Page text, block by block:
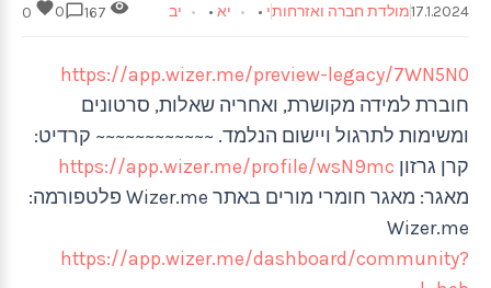
17.1.2024מולדת חברה ואזרחותי • יא • יב 0
https://app.wizer.me/preview-legacy/7WN5N0
חוברת למידה מקושרת, ואחריה שאלות, סרטונים
ומשימות לתרגול ויישום הנלמד. ~~~~~~~~~~~~ קרדיט:
קרן גרזון https://app.wizer.me/profile/wsN9mc
מאגר: מאגר חומרי מורים באתר Wizer.me פלטפורמה:
Wizer.me
https://app.wizer.me/dashboard/community?